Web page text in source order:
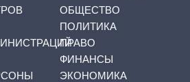
ОБЩЕСТВО
ПОЛИТИКА
ПРАВО
ФИНАНСЫ
ЭКОНОМИКА